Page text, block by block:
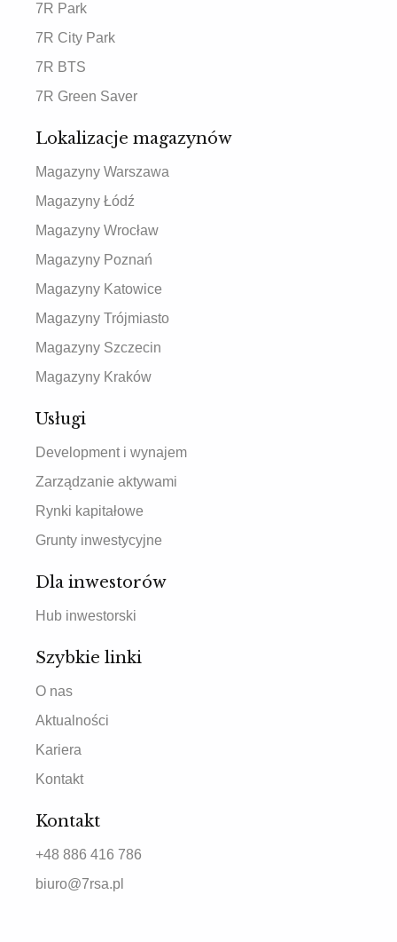
7R Park
7R City Park
7R BTS
7R Green Saver
Lokalizacje magazynów
Magazyny Warszawa
Magazyny Łódź
Magazyny Wrocław
Magazyny Poznań
Magazyny Katowice
Magazyny Trójmiasto
Magazyny Szczecin
Magazyny Kraków
Usługi
Development i wynajem
Zarządzanie aktywami
Rynki kapitałowe
Grunty inwestycyjne
Dla inwestorów
Hub inwestorski
Szybkie linki
O nas
Aktualności
Kariera
Kontakt
Kontakt
+48 886 416 786
biuro@7rsa.pl